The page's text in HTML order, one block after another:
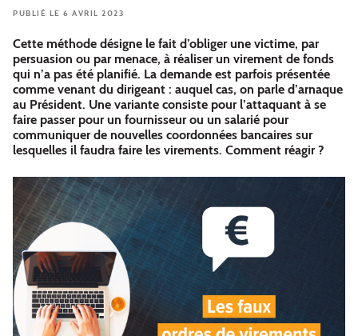
PUBLIÉ LE 6 AVRIL 2023
Cette méthode désigne le fait d’obliger une victime, par
persuasion ou par menace, à réaliser un virement de fonds
qui n’a pas été planifié. La demande est parfois présentée
comme venant du dirigeant : auquel cas, on parle d’arnaque
au Président. Une variante consiste pour l’attaquant à se
faire passer pour un fournisseur ou un salarié pour
communiquer de nouvelles coordonnées bancaires sur
lesquelles il faudra faire les virements. Comment réagir ?